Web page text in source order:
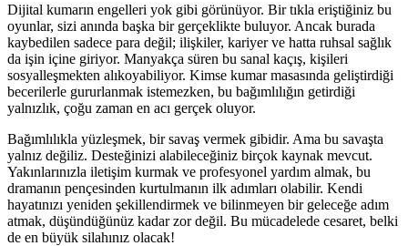
Dijital kumarın engelleri yok gibi görünüyor. Bir tıkla eriştiğiniz bu
oyunlar, sizi anında başka bir gerçeklikte buluyor. Ancak burada
kaybedilen sadece para değil; ilişkiler, kariyer ve hatta ruhsal sağlık
da işin içine giriyor. Manyakça süren bu sanal kaçış, kişileri
sosyalleşmekten alıkoyabiliyor. Kimse kumar masasında geliştirdiği
becerilerle gururlanmak istemezken, bu bağımlılığın getirdiği
yalnızlık, çoğu zaman en acı gerçek oluyor.
Bağımlılıkla yüzleşmek, bir savaş vermek gibidir. Ama bu savaşta
yalnız değiliz. Desteğinizi alabileceğiniz birçok kaynak mevcut.
Yakınlarınızla iletişim kurmak ve profesyonel yardım almak, bu
dramanın pençesinden kurtulmanın ilk adımları olabilir. Kendi
hayatınızı yeniden şekillendirmek ve bilinmeyen bir geleceğe adım
atmak, düşündüğünüz kadar zor değil. Bu mücadelede cesaret, belki
de en büyük silahınız olacak!